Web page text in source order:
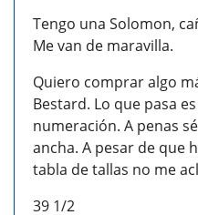
Tengo una Solomon,
Me van de maravilla.
Quiero comprar algo
Bestard. Lo que pasa
numeración. A penas
ancha. A pesar de que
tabla de tallas no me
39 1/2